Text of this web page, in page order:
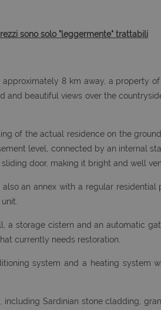
sono solo "leggermente" trattabili
8 km away, a property
and beautiful views over the
of the actual residence on the
level, connected by an internal
door, making it bright and well
an annex with a regular residential
a storage cistern and an automatic
currently needs restoration.
system and a heating system
Sardinian stone cladding,